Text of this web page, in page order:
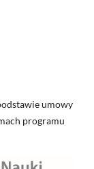
umowy
programu